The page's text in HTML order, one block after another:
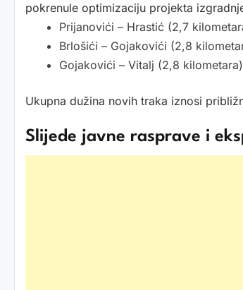
pokrenule optimizaciju projekta
Prijanovići – Hrastić (2,7
Brlošići – Gojakovići (2,8
Gojakovići – Vitalj (2,8
Ukupna dužina novih traka iznosi
Slijede javne rasprave i